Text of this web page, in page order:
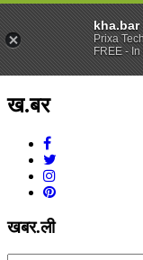
ख.बर
खबर.ली
kha.bar
Prixa
FREE -